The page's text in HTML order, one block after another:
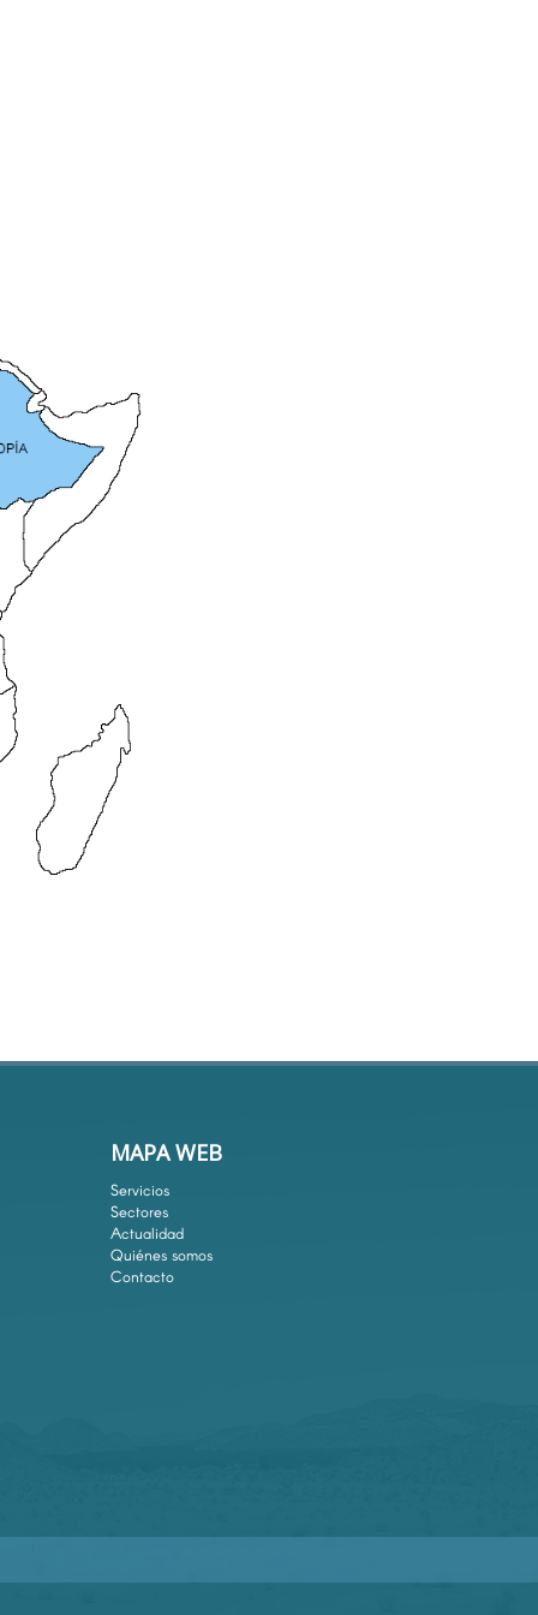
MAPA WEB
Servicios
Sectores
Actualidad
Quiénes somos
Contacto